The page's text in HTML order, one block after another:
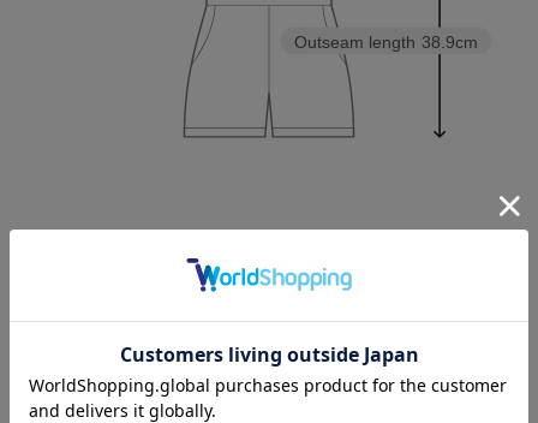
Outseam length 38.9cm
LL 3L 4L 5L 6L